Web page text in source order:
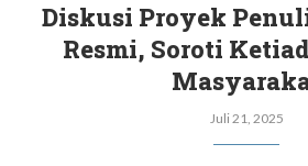
Diskusi Proyek
Resmi, Soroti
Juli 21, 2025